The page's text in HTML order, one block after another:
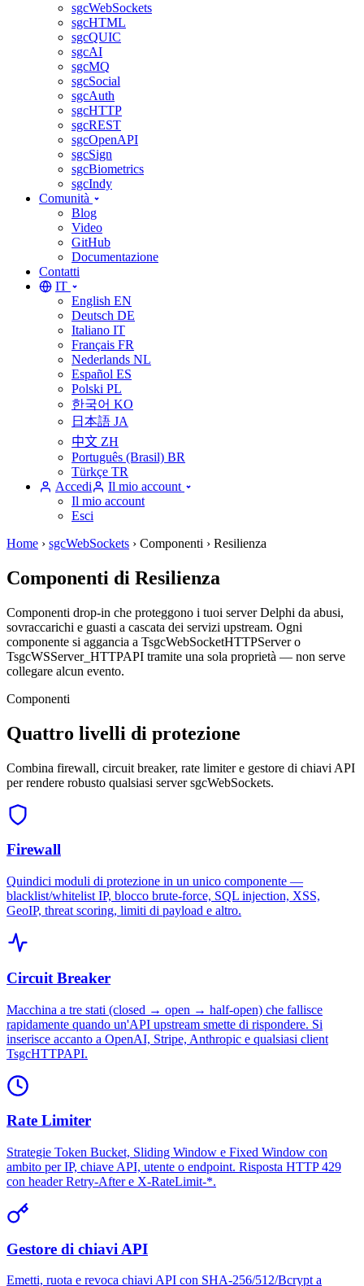
sgcWebSockets
sgcHTML
sgcQUIC
sgcAI
sgcMQ
sgcSocial
sgcAuth
sgcHTTP
sgcREST
sgcOpenAPI
sgcSign
sgcBiometrics
sgcIndy
Comunità
Blog
Video
GitHub
Documentazione
Contatti
IT
English EN
Deutsch DE
Italiano IT
Français FR
Nederlands NL
Español ES
Polski PL
한국어 KO
日本語 JA
中文 ZH
Português (Brasil) BR
Türkçe TR
Accedi
Il mio account
Il mio account
Esci
Home › sgcWebSockets › Componenti › Resilienza
Componenti di Resilienza
Componenti drop-in che proteggono i tuoi server Delphi da abusi,
sovraccarichi e guasti a cascata dei servizi upstream. Ogni
componente si aggancia a TsgcWebSocketHTTPServer o
TsgcWSServer_HTTPAPI tramite una sola proprietà — non serve
collegare alcun evento.
Componenti
Quattro livelli di protezione
Combina firewall, circuit breaker, rate limiter e gestore di chiavi API
per rendere robusto qualsiasi server sgcWebSockets.
Firewall
Quindici moduli di protezione in un unico componente —
blacklist/whitelist IP, blocco brute-force, SQL injection, XSS,
GeoIP, threat scoring, limiti di payload e altro.
Circuit Breaker
Macchina a tre stati (closed → open → half-open) che fallisce
rapidamente quando un'API upstream smette di rispondere. Si
inserisce accanto a OpenAI, Stripe, Anthropic e qualsiasi client
TsgcHTTPAPI.
Rate Limiter
Strategie Token Bucket, Sliding Window e Fixed Window con
ambito per IP, chiave API, utente o endpoint. Risposta HTTP 429
con header Retry-After e X-RateLimit-*.
Gestore di chiavi API
Emetti, ruota e revoca chiavi API con SHA-256/512/Bcrypt a